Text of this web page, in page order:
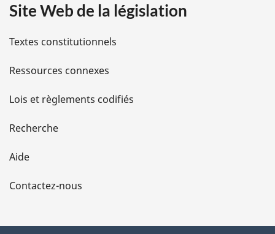
i
l
s
d
e
l
a
Site Web de la législation
Textes constitutionnels
Ressources connexes
Lois et règlements codifiés
Recherche
Aide
Contactez-nous